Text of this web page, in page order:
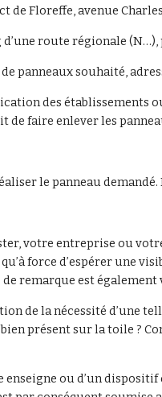
de Floreffe, avenue
route régionale
panneaux souhaité,
des
faire enlever les
le panneau
votre entreprise ou
force d’espérer une
de remarque est
de la nécessité d’une
présent sur la toile ?
enseigne ou d’un